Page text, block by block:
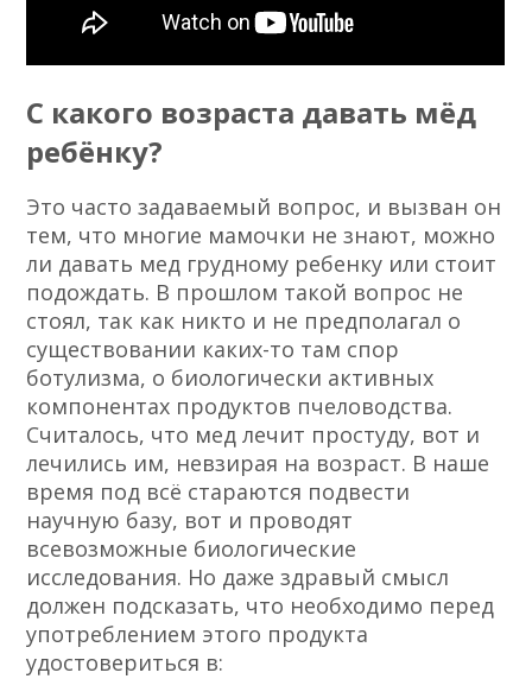
С какого возраста давать мёд
ребёнку?
Это часто задаваемый вопрос, и вызван он
тем, что многие мамочки не знают, можно
ли давать мед грудному ребенку или стоит
подождать. В прошлом такой вопрос не
стоял, так как никто и не предполагал о
существовании каких-то там спор
ботулизма, о биологически активных
компонентах продуктов пчеловодства.
Считалось, что мед лечит простуду, вот и
лечились им, невзирая на возраст. В наше
время под всё стараются подвести
научную базу, вот и проводят
всевозможные биологические
исследования. Но даже здравый смысл
должен подсказать, что необходимо перед
употреблением этого продукта
удостовериться в: